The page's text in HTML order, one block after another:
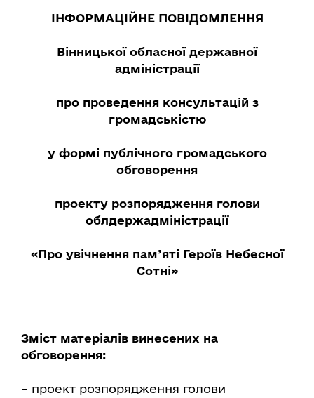
ІНФОРМАЦІЙНЕ ПОВІДОМЛЕННЯ
Вінницької обласної державної
адміністрації
про проведення консультацій з
громадськістю
у формі публічного громадського
обговорення
проекту розпорядження голови
облдержадміністрації
«Про увічнення пам’яті Героїв Небесної
Сотні»
Зміст матеріалів винесених на
обговорення:
– проект розпорядження голови